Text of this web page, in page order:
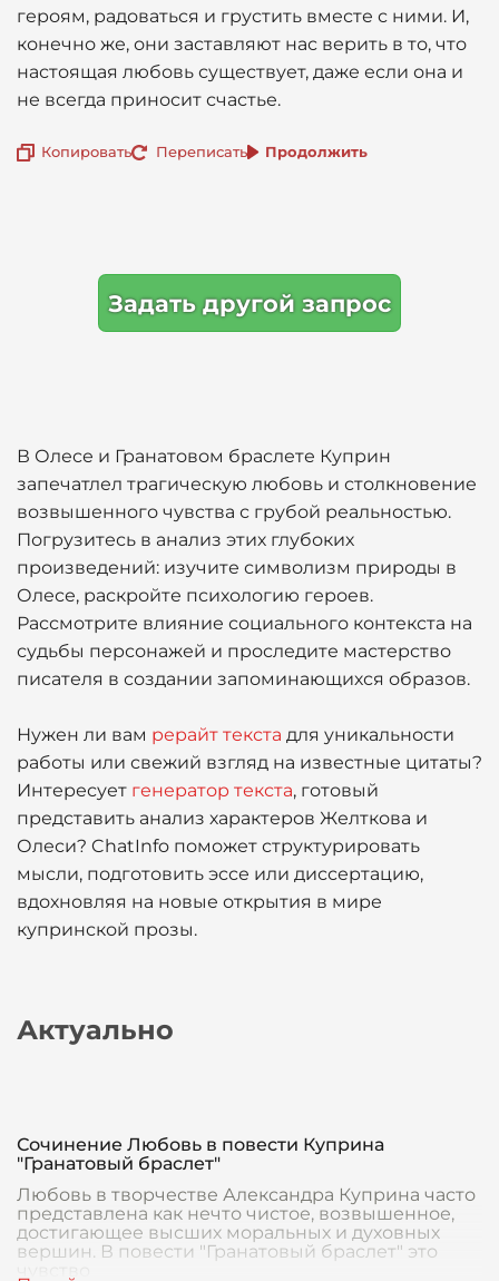
героям, радоваться и грустить вместе с ними. И,
конечно же, они заставляют нас верить в то, что
настоящая любовь существует, даже если она и
не всегда приносит счастье.
Копировать Переписать Продолжить
Задать другой запрос
В Олесе и Гранатовом браслете Куприн
запечатлел трагическую любовь и столкновение
возвышенного чувства с грубой реальностью.
Погрузитесь в анализ этих глубоких
произведений: изучите символизм природы в
Олесе, раскройте психологию героев.
Рассмотрите влияние социального контекста на
судьбы персонажей и проследите мастерство
писателя в создании запоминающихся образов.
Нужен ли вам рерайт текста для уникальности
работы или свежий взгляд на известные цитаты?
Интересует генератор текста, готовый
представить анализ характеров Желткова и
Олеси? ChatInfo поможет структурировать
мысли, подготовить эссе или диссертацию,
вдохновляя на новые открытия в мире
купринской прозы.
Актуально
Сочинение Любовь в повести Куприна
"Гранатовый браслет"
Любовь в творчестве Александра Куприна часто
представлена как нечто чистое, возвышенное,
достигающее высших моральных и духовных
вершин. В повести "Гранатовый браслет" это